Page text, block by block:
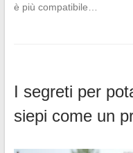
è più compatibile…
I segreti per
siepi come un